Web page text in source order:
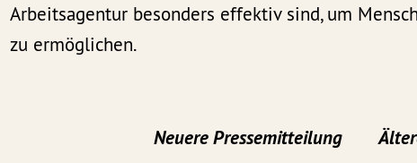
Arbeitsagentur besonders effektiv sind, um
zu ermöglichen.
Neuere Pressemitteilung